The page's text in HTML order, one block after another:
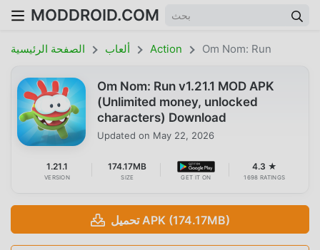
MODDROID.COM
الصفحة الرئيسية ألعاب Action Om Nom: Run
Om Nom: Run v1.21.1 MOD APK
(Unlimited money, unlocked
characters) Download
Updated on May 22, 2026
1.21.1
VERSION
174.17MB
SIZE GET IT ON
4.3 ★
1698 RATINGS
تحميل APK (174.17MB)